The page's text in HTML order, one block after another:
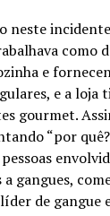
neste
como
e
e a loja
gourmet.
“por
gangues,
de gangue